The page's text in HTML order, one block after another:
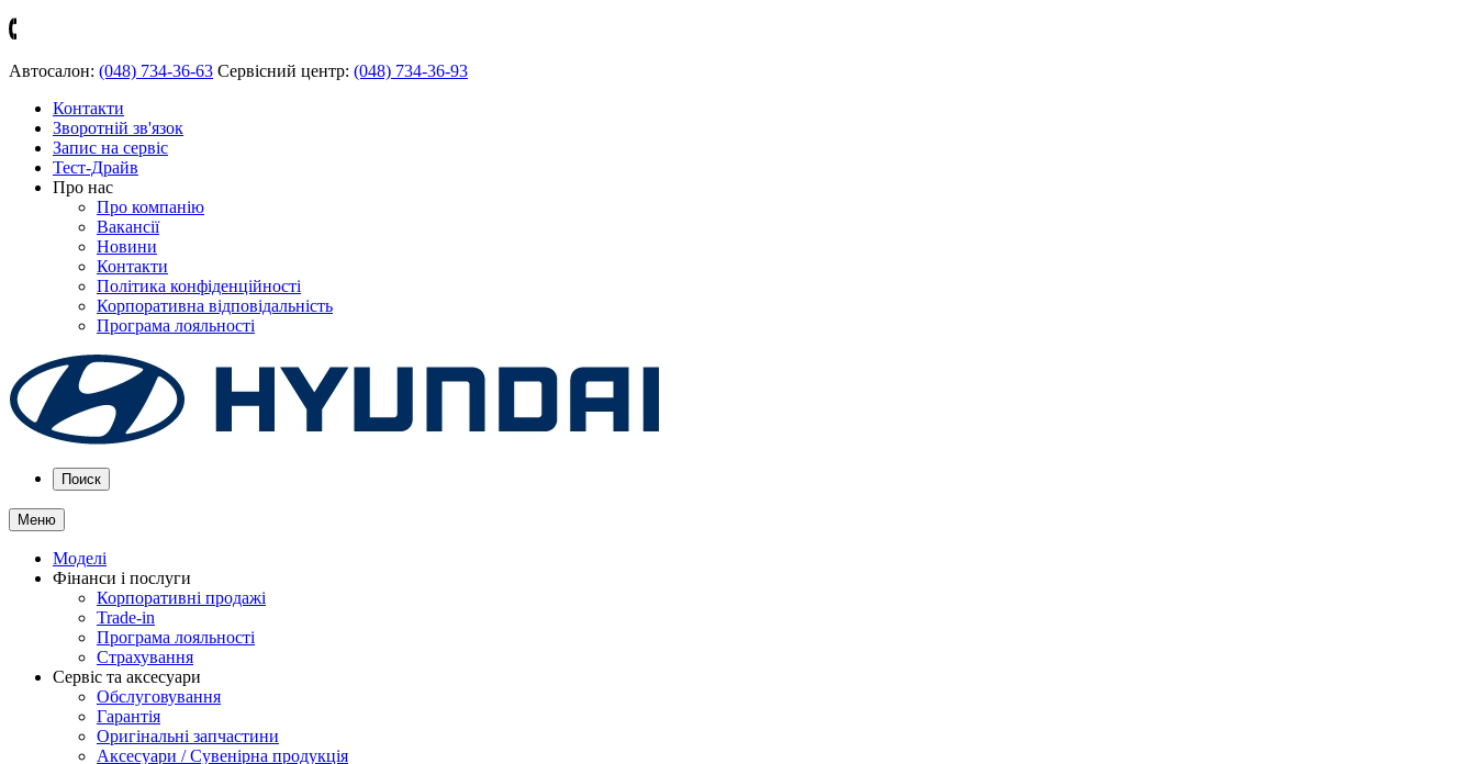
Автосалон: (048) 734-36-63 Сервісний центр: (048) 734-36-93
Контакти
Зворотній зв'язок
Запис на сервіс
Тест-Драйв
Про нас
Про компанію
Вакансії
Новини
Контакти
Політика конфіденційності
Корпоративна відповідальність
Програма лояльності
Поиск
Меню
Моделі
Фінанси і послуги
Корпоративні продажі
Trade-in
Програма лояльності
Страхування
Сервіс та аксесуари
Обслуговування
Гарантія
Оригінальні запчастини
Аксесуари / Сувенірна продукція